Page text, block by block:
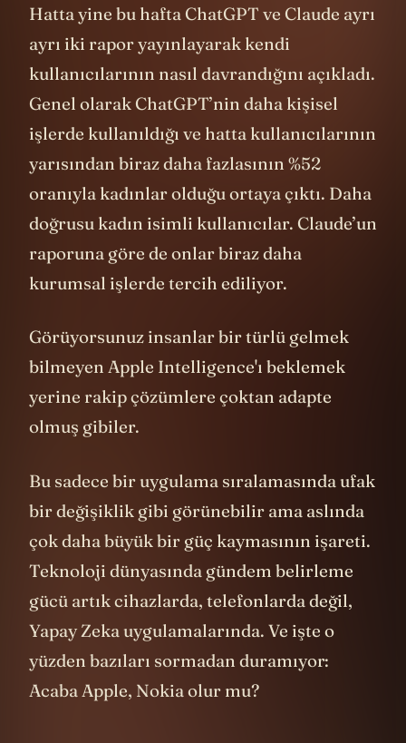
yapay zekayı bu asistanlarla koydu bile.
Hatta yine bu hafta ChatGPT ve Claude ayrı
ayrı iki rapor yayınlayarak kendi
kullanıcılarının nasıl davrandığını açıkladı.
Genel olarak ChatGPT’nin daha kişisel
işlerde kullanıldığı ve hatta kullanıcılarının
yarısından biraz daha fazlasının %52
oranıyla kadınlar olduğu ortaya çıktı. Daha
doğrusu kadın isimli kullanıcılar. Claude’un
raporuna göre de onlar biraz daha
Görüyorsunuz insanlar bir türlü gelmek
bilmeyen Apple Intelligence'ı beklemek
yerine rakip çözümlere çoktan adapte
Bu sadece bir uygulama sıralamasında ufak
bir değişiklik gibi görünebilir ama aslında
çok daha büyük bir güç kaymasının işareti.
Teknoloji dünyasında gündem belirleme
gücü artık cihazlarda, telefonlarda değil,
Yapay Zeka uygulamalarında. Ve işte o
yüzden bazıları sormadan duramıyor: